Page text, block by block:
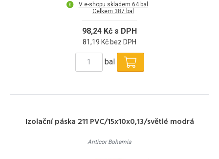
V e-shopu skladem 64 bal
Celkem 387 bal
98,24 Kč s DPH
81,19 Kč bez DPH
bal
Izolační páska 211 PVC/15x10x0,13/světlé modrá
Anticor Bohemia